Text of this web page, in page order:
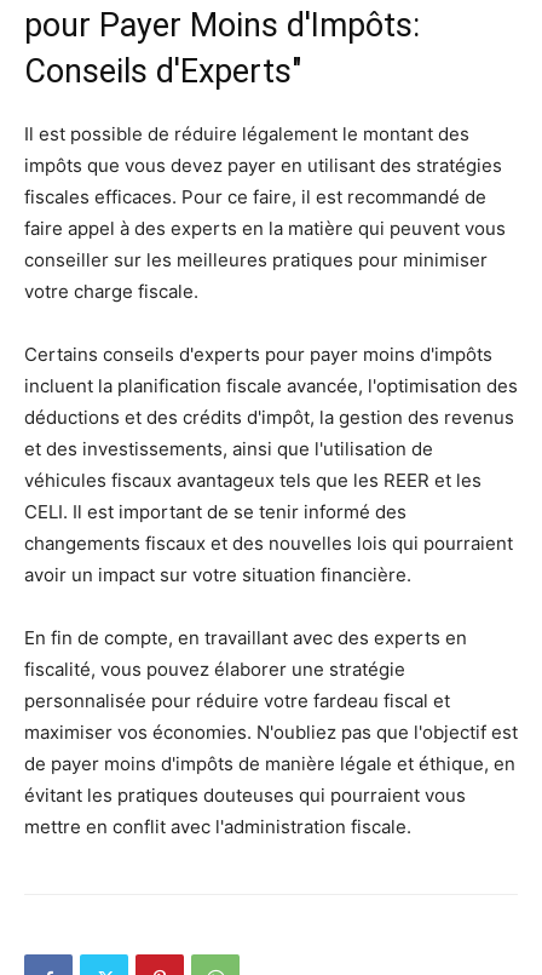
pour Payer Moins d'Impôts:
Conseils d'Experts"
Il est possible de réduire légalement le montant des
impôts que vous devez payer en utilisant des stratégies
fiscales efficaces. Pour ce faire, il est recommandé de
faire appel à des experts en la matière qui peuvent vous
conseiller sur les meilleures pratiques pour minimiser
votre charge fiscale.
Certains conseils d'experts pour payer moins d'impôts
incluent la planification fiscale avancée, l'optimisation des
déductions et des crédits d'impôt, la gestion des revenus
et des investissements, ainsi que l'utilisation de
véhicules fiscaux avantageux tels que les REER et les
CELI. Il est important de se tenir informé des
changements fiscaux et des nouvelles lois qui pourraient
avoir un impact sur votre situation financière.
En fin de compte, en travaillant avec des experts en
fiscalité, vous pouvez élaborer une stratégie
personnalisée pour réduire votre fardeau fiscal et
maximiser vos économies. N'oubliez pas que l'objectif est
de payer moins d'impôts de manière légale et éthique, en
évitant les pratiques douteuses qui pourraient vous
mettre en conflit avec l'administration fiscale.